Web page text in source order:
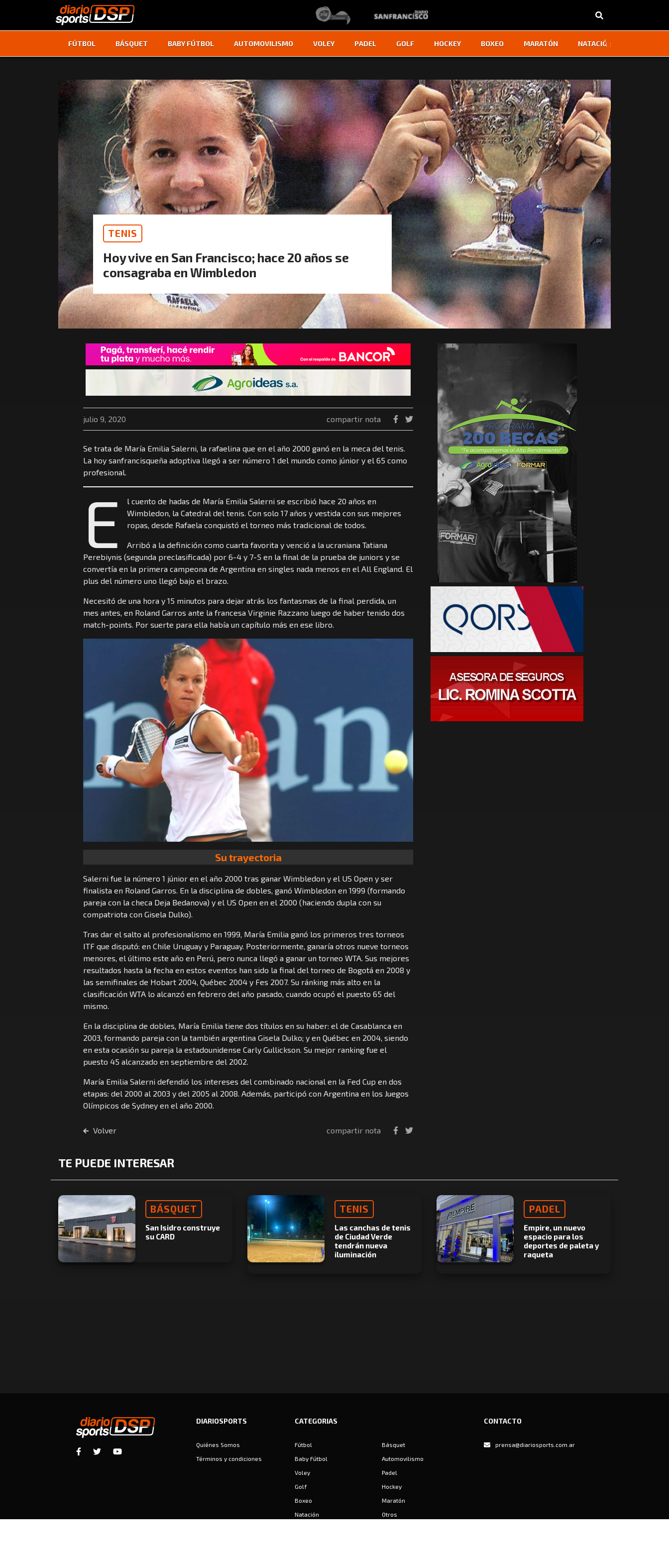
FÚTBOL BÁSQUET BABY FÚTBOL AUTOMOVILISMO VOLEY PADEL GOLF HOCKEY BOXEO MARATÓN NATACIÓN
‹ ›
TENIS
Hoy vive en San Francisco; hace 20 años se
consagraba en Wimbledon
julio 9, 2020 compartir nota
Se trata de María Emilia Salerni, la rafaelina que en el año 2000 ganó en la meca del tenis.
La hoy sanfrancisqueña adoptiva llegó a ser número 1 del mundo como júnior y el 65 como
profesional.
E
l cuento de hadas de María Emilia Salerni se escribió hace 20 años en
Wimbledon, la Catedral del tenis. Con solo 17 años y vestida con sus mejores
ropas, desde Rafaela conquistó el torneo más tradicional de todos.
Arribó a la definición como cuarta favorita y venció a la ucraniana Tatiana
Perebiynis (segunda preclasificada) por 6-4 y 7-5 en la final de la prueba de juniors y se
convertía en la primera campeona de Argentina en singles nada menos en el All England. El
plus del número uno llegó bajo el brazo.
Necesitó de una hora y 15 minutos para dejar atrás los fantasmas de la final perdida, un
mes antes, en Roland Garros ante la francesa Virginie Razzano luego de haber tenido dos
match-points. Por suerte para ella había un capítulo más en ese libro.
Su trayectoria
Salerni fue la número 1 júnior en el año 2000 tras ganar Wimbledon y el US Open y ser
finalista en Roland Garros. En la disciplina de dobles, ganó Wimbledon en 1999 (formando
pareja con la checa Deja Bedanova) y el US Open en el 2000 (haciendo dupla con su
compatriota con Gisela Dulko).
Tras dar el salto al profesionalismo en 1999, María Emilia ganó los primeros tres torneos
ITF que disputó: en Chile Uruguay y Paraguay. Posteriormente, ganaría otros nueve torneos
menores, el último este año en Perú, pero nunca llegó a ganar un torneo WTA. Sus mejores
resultados hasta la fecha en estos eventos han sido la final del torneo de Bogotá en 2008 y
las semifinales de Hobart 2004, Québec 2004 y Fes 2007. Su ránking más alto en la
clasificación WTA lo alcanzó en febrero del año pasado, cuando ocupó el puesto 65 del
mismo.
En la disciplina de dobles, María Emilia tiene dos títulos en su haber: el de Casablanca en
2003, formando pareja con la también argentina Gisela Dulko; y en Québec en 2004, siendo
en esta ocasión su pareja la estadounidense Carly Gullickson. Su mejor ranking fue el
puesto 45 alcanzado en septiembre del 2002.
María Emilia Salerni defendió los intereses del combinado nacional en la Fed Cup en dos
etapas: del 2000 al 2003 y del 2005 al 2008. Además, participó con Argentina en los Juegos
Olímpicos de Sydney en el año 2000.
Volver compartir nota
TE PUEDE INTERESAR
BÁSQUET
San Isidro construye
su CARD
TENIS
Las canchas de tenis
de Ciudad Verde
tendrán nueva
iluminación
PADEL
Empire, un nuevo
espacio para los
deportes de paleta y
raqueta
DIARIOSPORTS
Quiénes Somos
Términos y condiciones
CATEGORIAS
Fútbol
Básquet
Baby Fútbol
Automovilismo
Voley
Padel
Golf
Hockey
Boxeo
Maratón
Natación
Otros
CONTACTO
prensa@diariosports.com.ar